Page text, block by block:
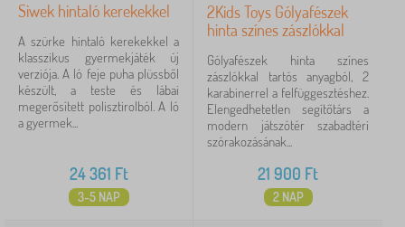
Siwek hintaló kerekekkel
A szürke hintaló kerekekkel a
klasszikus gyermekjáték új
verziója. A ló feje puha plüssből
készült, a teste és lábai
megerősített polisztirolból. A ló
a gyermek...
24 361 Ft
3-5 NAP
2Kids Toys Gólyafészek
hinta színes zászlókkal
Gólyafészek hinta színes
zászlókkal tartós anyagból, 2
karabinerrel a felfüggesztéshez.
Elengedhetetlen segítőtárs a
modern játszótér szabadtéri
szórakozásának...
21 900 Ft
2 NAP